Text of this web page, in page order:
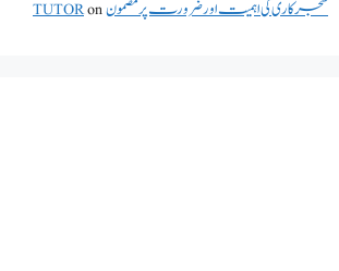
TUTORonشجرکاری کی اہمیت اور ضرورت پر مضمون